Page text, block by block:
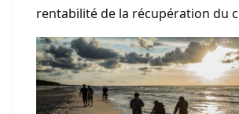
rentabilité de la récupération du